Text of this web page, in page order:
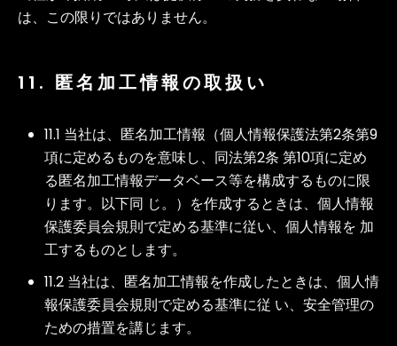
は、この限りではありません。
11. 匿名加工情報の取扱い
11.1 当社は、匿名加工情報（個人情報保護法第2条第9
項に定めるものを意味し、同法第2条 第10項に定め
る匿名加工情報データベース等を構成するものに限
ります。以下同 じ。）を作成するときは、個人情報
保護委員会規則で定める基準に従い、個人情報を 加
工するものとします。
11.2 当社は、匿名加工情報を作成したときは、個人情
報保護委員会規則で定める基準に従 い、安全管理の
ための措置を講じます。